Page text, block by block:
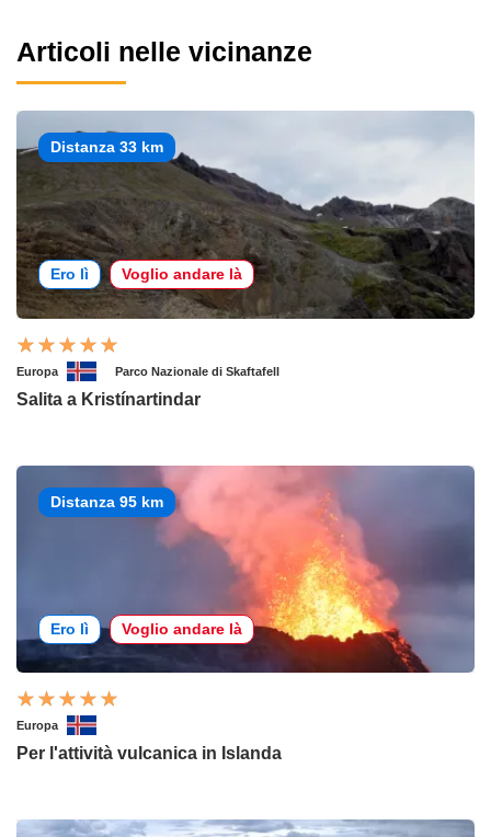
Articoli nelle vicinanze
Distanza 33 km
Ero lì Voglio andare là
Europa Parco Nazionale di Skaftafell
Salita a Kristínartindar
Distanza 95 km
Ero lì Voglio andare là
Europa
Per l'attività vulcanica in Islanda